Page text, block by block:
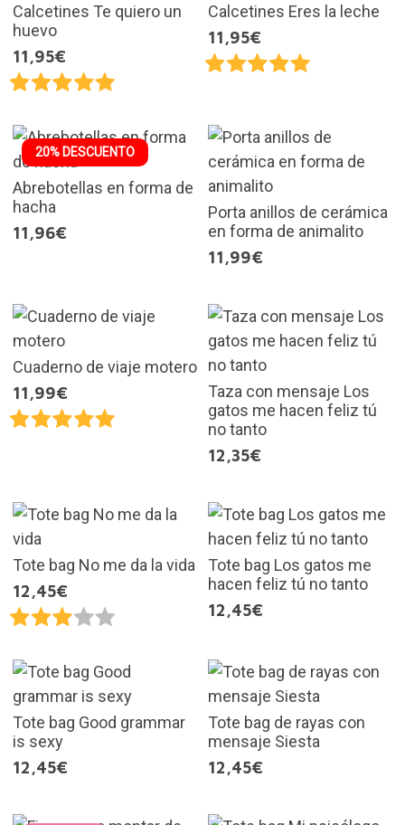
Calcetines Te quiero un
huevo
11,95€
Calcetines Eres la leche
11,95€
20% DESCUENTO
Abrebotellas en forma de
hacha
11,96€
Porta anillos de cerámica
en forma de animalito
11,99€
Cuaderno de viaje motero
11,99€
Taza con mensaje Los
gatos me hacen feliz tú
no tanto
12,35€
Tote bag No me da la vida
12,45€
Tote bag Los gatos me
hacen feliz tú no tanto
12,45€
Tote bag Good grammar
is sexy
12,45€
Tote bag de rayas con
mensaje Siesta
12,45€